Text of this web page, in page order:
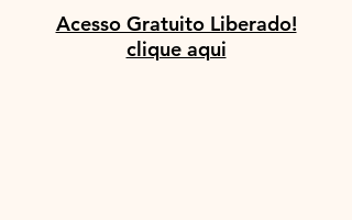
Acesso Gratuito Liberado!
clique aqui